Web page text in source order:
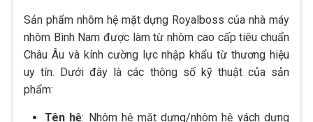
Sản phẩm nhôm hệ mặt dựng Royalboss của nhà máy
nhôm Bình Nam được làm từ nhôm cao cấp tiêu chuẩn
Châu Âu và kính cường lực nhập khẩu từ thương hiệu
uy tín. Dưới đây là các thông số kỹ thuật của sản
phẩm:
Tên hệ: Nhôm hệ mặt dựng/nhôm hệ vách dựng